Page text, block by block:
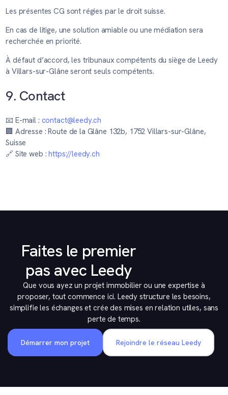
Les présentes CG sont régies par le droit suisse.
En cas de litige, une solution amiable ou une médiation sera
recherchée en priorité.
À défaut d’accord, les tribunaux compétents du siège de Leedy
à Villars-sur-Glâne seront seuls compétents.
9. Contact
📧 E-mail : contact@leedy.ch
🏢 Adresse : Route de la Glâne 132b, 1752 Villars-sur-Glâne,
Suisse
🔗 Site web :https://leedy.ch
Faites le premier
pas avec Leedy
Que vous ayez un projet immobilier ou une expertise à
proposer, tout commence ici. Leedy structure les besoins,
simplifie les échanges et crée des mises en relation utiles, sans
perte de temps.
Démarrer mon projet Rejoindre le réseau Leedy